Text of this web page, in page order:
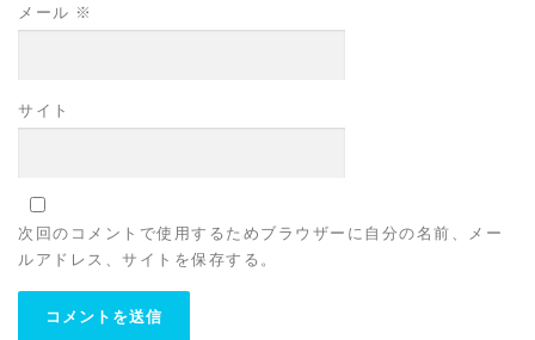
メール ※
サイト
次回のコメントで使用するためブラウザーに自分の名前、メー
ルアドレス、サイトを保存する。